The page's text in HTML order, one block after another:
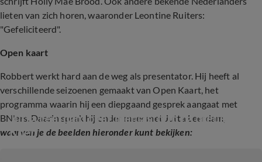
lieten van zich horen, waaronder Leontine Ruiters:
"Gefeliciteerd".
Open kaart
Robbert werkt hard aan de weg als presentator. Hij heeft al
verschillende seizoenen gemaakt van Open Kaart, het
programma waarin hij een diepgaand gesprek aangaat met
BN'ers. Daarin sprak hij onder meer met Jutta Leerdam,
waarvan je de beelden hieronder kunt bekijken:
Jutta Leerdam over mediastorm na breuk
Koen